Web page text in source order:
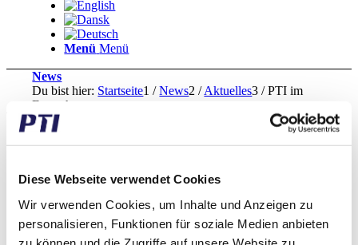
Diese Webseite verwendet Cookies
Wir verwenden Cookies, um Inhalte und Anzeigen zu
personalisieren, Funktionen für soziale Medien anbieten
Menü Menü
News
Du bist hier: Startseite1 / News2 / Aktuelles3 / PTI im
Fernsehen
PTI im Fernsehen
26. Mai 2020 Aktuelles
PTI auf DR (dem nationalen Dänischen Fernsehsender) in
der Programmreihe “Sønderjysk für Anfänger”